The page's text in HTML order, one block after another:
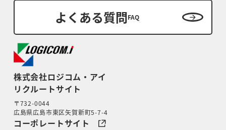
よくある質問FAQ
株式会社ロジコム・アイ
リクルートサイト
〒732-0044
広島県広島市東区矢賀新町5-7-4
コーポレートサイト